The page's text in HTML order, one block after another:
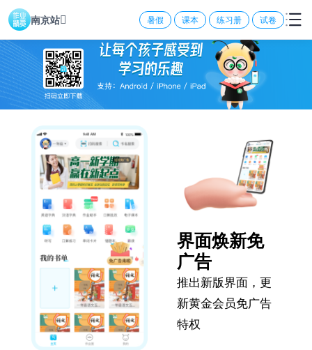
南京站 暑假 课本 练习册 试卷
界面焕新免
广告
推出新版界面，更
新黄金会员免广告
特权